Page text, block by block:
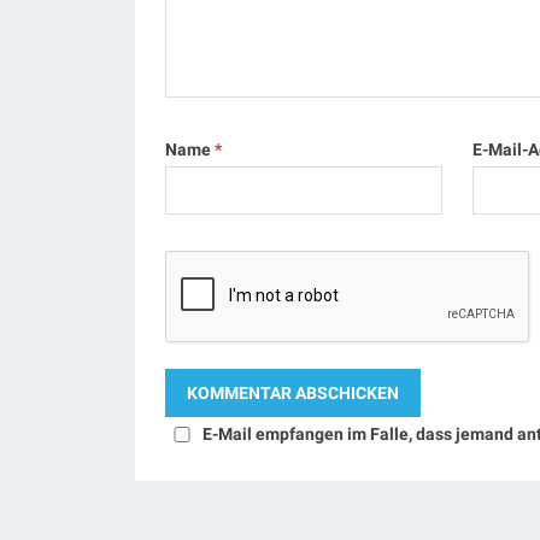
Name* E-Mail-
E-Mail empfangen im Falle, dass jemand